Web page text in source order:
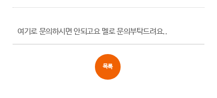
여기로 문의하시면 안되고요 멜로 문의부탁드려요..
목록